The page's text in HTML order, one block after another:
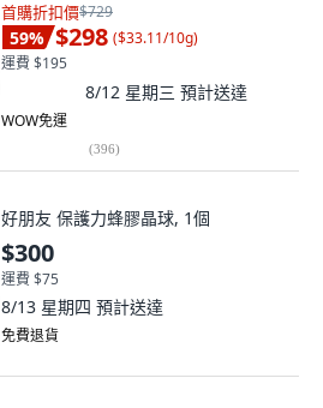
首購折扣價$729
59% $298 ($33.11/10g)
運費 $195
8/12 星期三 預計送達
WOW免運
(396)
好朋友 保護力蜂膠晶球, 1個
$300
運費 $75
8/13 星期四 預計送達
免費退貨